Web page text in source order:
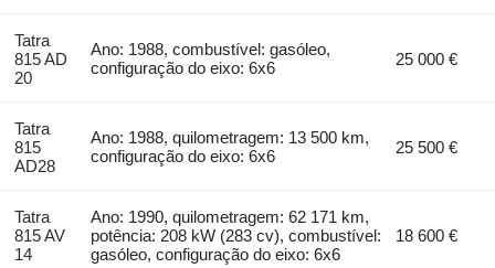
Tatra
815 AD
20
Ano: 1988, combustível: gasóleo,
configuração do eixo: 6x6
25 000 €
Tatra
815
AD28
Ano: 1988, quilometragem: 13 500 km,
configuração do eixo: 6x6
25 500 €
Tatra
815 AV
14
Ano: 1990, quilometragem: 62 171 km,
potência: 208 kW (283 cv), combustível:
gasóleo, configuração do eixo: 6x6
18 600 €